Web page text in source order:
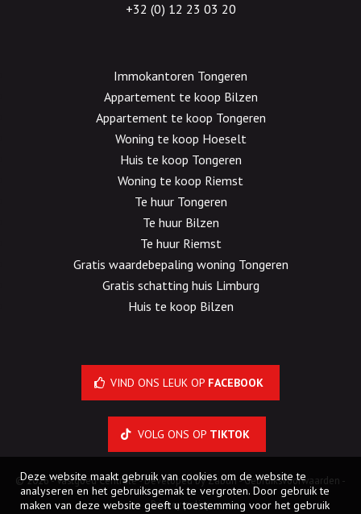
+32 (0) 12 23 03 20
Immokantoren Tongeren
Appartement te koop Bilzen
Appartement te koop Tongeren
Woning te koop Hoeselt
Huis te koop Tongeren
Woning te koop Riemst
Te huur Tongeren
Te huur Bilzen
Te huur Riemst
Gratis waardebepaling woning Tongeren
Gratis schatting huis Limburg
Huis te koop Bilzen
VIND ONS LEUK OP FACEBOOK
VOLG ONS OP TIKTOK
© 2026 - Vastgoed Centrale -Developed by Zabun -Gebruiksvoorwaarden -
Privacy policy
Deze website maakt gebruik van cookies om de website te
analyseren en het gebruiksgemak te vergroten. Door gebruik te
maken van deze website geeft u toestemming voor het gebruik